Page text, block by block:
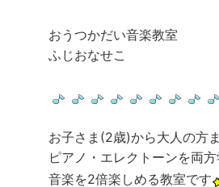
おうつかだい音楽教室
ふじおなせこ
お子さま(2歳)から大人の方
ピアノ・エレクトーンを両
音楽を2倍楽しめる教室です